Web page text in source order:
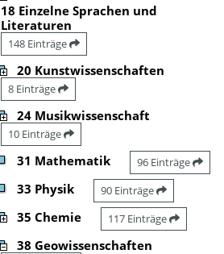
18 Einzelne Sprachen und
Literaturen
148 Einträge
20 Kunstwissenschaften
8 Einträge
24 Musikwissenschaft
10 Einträge
31 Mathematik 96 Einträge
33 Physik 90 Einträge
35 Chemie 117 Einträge
38 Geowissenschaften